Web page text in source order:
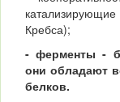
Кребса);
-ферменты -
они обладают
белков.